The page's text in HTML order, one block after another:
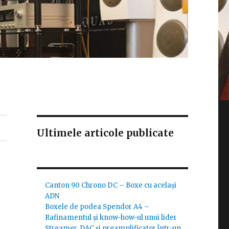
Ultimele articole publicate
Canton 90 Chrono DC – Boxe cu același
ADN
Boxele de podea Spendor A4 –
Rafinamentul și know-how-ul unui lider